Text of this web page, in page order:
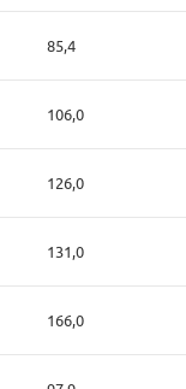
85,4
106,0
126,0
131,0
166,0